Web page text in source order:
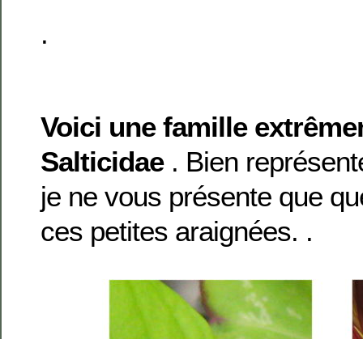
.
Voici une famille
Salticidae. Bien
je ne vous présente que
ces petites araignées. .